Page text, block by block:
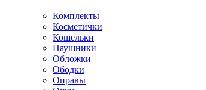
Комплекты
Косметички
Кошельки
Наушники
Обложки
Ободки
Оправы